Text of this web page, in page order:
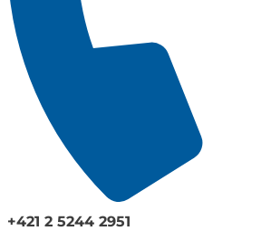
+421 2 5244 2951